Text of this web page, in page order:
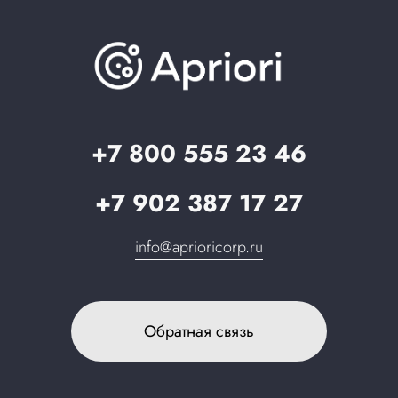
+7 800 555 23 46
+7 902 387 17 27
info@aprioricorp.ru
Обратная связь
О компании
Вопрос-ответ
Запрос в поддержку